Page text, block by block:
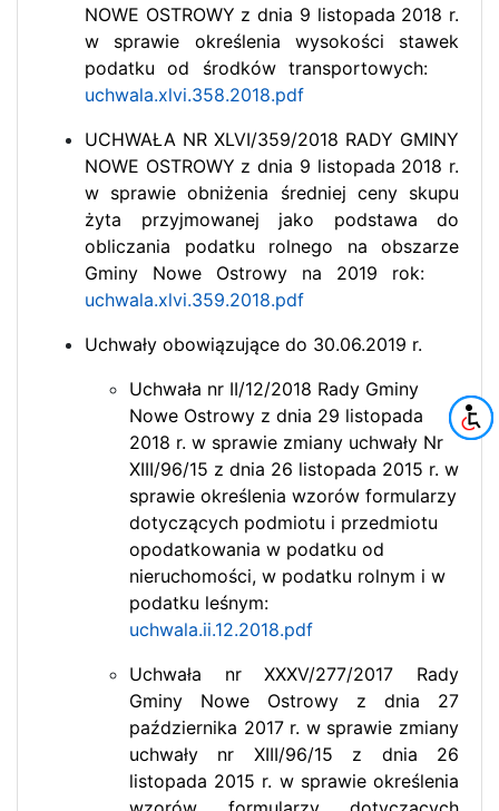
NOWE OSTROWY z dnia 9 listopada 2018 r.
w sprawie określenia wysokości stawek
podatku od środków transportowych:
uchwala.xlvi.358.2018.pdf
UCHWAŁA NR XLVI/359/2018 RADY GMINY
NOWE OSTROWY z dnia 9 listopada 2018 r.
w sprawie obniżenia średniej ceny skupu
żyta przyjmowanej jako podstawa do
obliczania podatku rolnego na obszarze
Gminy Nowe Ostrowy na 2019 rok:
uchwala.xlvi.359.2018.pdf
Uchwały obowiązujące do 30.06.2019 r.
Uchwała nr II/12/2018 Rady Gminy
Nowe Ostrowy z dnia 29 listopada
2018 r. w sprawie zmiany uchwały Nr
XIII/96/15 z dnia 26 listopada 2015 r. w
sprawie określenia wzorów formularzy
dotyczących podmiotu i przedmiotu
opodatkowania w podatku od
nieruchomości, w podatku rolnym i w
podatku leśnym:
uchwala.ii.12.2018.pdf
Uchwała nr XXXV/277/2017 Rady
Gminy Nowe Ostrowy z dnia 27
października 2017 r. w sprawie zmiany
uchwały nr XIII/96/15 z dnia 26
listopada 2015 r. w sprawie określenia